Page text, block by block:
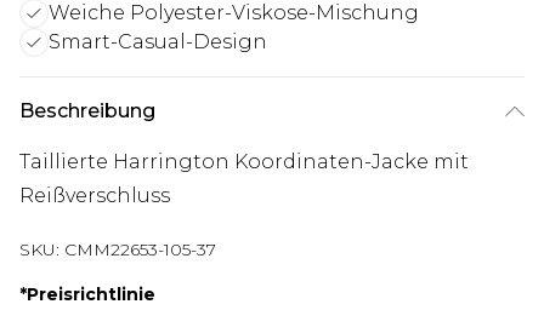
Weiche Polyester-Viskose-Mischung
Smart-Casual-Design
Beschreibung
Taillierte Harrington Koordinaten-Jacke mit
Reißverschluss
SKU: CMM22653-105-37
*Preisrichtlinie